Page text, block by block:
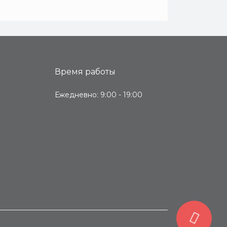
Время работы
Ежедневно: 9:00 - 19:00